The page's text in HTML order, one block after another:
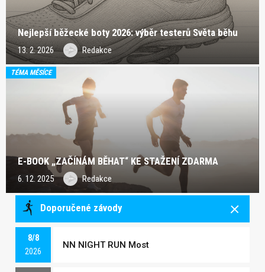
Nejlepší běžecké boty 2026: výběr testerů Světa běhu
13. 2. 2026 Redakce
TÉMA MĚSÍCE
E-BOOK „ZAČÍNÁM BĚHAT“ KE STAŽENÍ ZDARMA
6. 12. 2025 Redakce
Doporučené závody
8/8
2026
NN NIGHT RUN Most